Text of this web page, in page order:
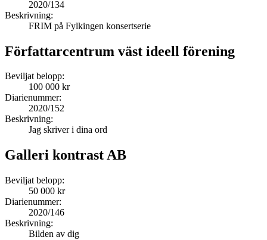
2020/134
Beskrivning:
FRIM på Fylkingen konsertserie
Författarcentrum väst ideell förening
Beviljat belopp:
100 000 kr
Diarienummer:
2020/152
Beskrivning:
Jag skriver i dina ord
Galleri kontrast AB
Beviljat belopp:
50 000 kr
Diarienummer:
2020/146
Beskrivning:
Bilden av dig